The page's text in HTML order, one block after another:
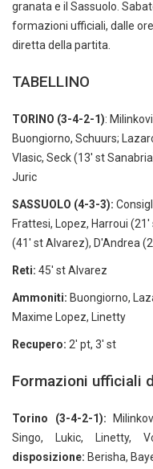
granata e il Sassuolo.
formazioni ufficiali, dalle
diretta della partita.
TABELLINO
TORINO (3-4-2-1):
Buongiorno, Schuurs;
Vlasic, Seck (13' st
Juric
SASSUOLO (4-3-3):
Frattesi, Lopez, Harroui
(41' st Alvarez), D'Andrea
Reti: 45' st Alvarez
Ammoniti: Buongiorno,
Maxime Lopez, Linetty
Recupero: 2' pt, 3' st
Formazioni ufficiali
Torino (3-4-2-1):
Singo, Lukic, Linetty,
disposizione: Berisha,